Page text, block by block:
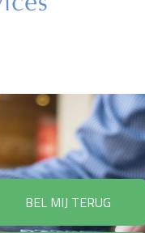
BEL MIJ TERUG